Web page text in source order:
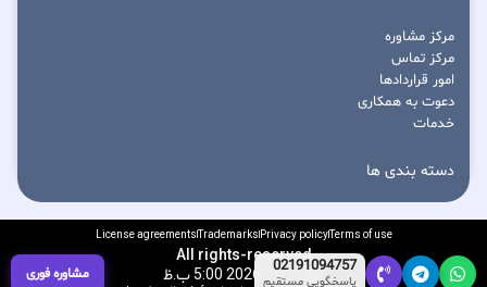
مرکز مشاوره
مرکز تماس
امور قراردادها
دعوت به همکاری
خدمات
دسته بندی ها
Terms of use
Privacy policy
Trademarks
License agreements
All rights-reserved
آگوست 7, 2026 5:00 ب.ظ
02191094757
پاسخگویی مستقیم مشاوره فوری